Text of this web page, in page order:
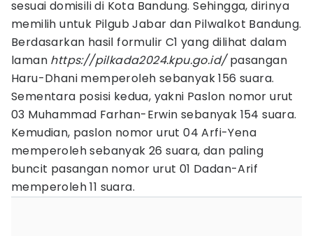
sesuai domisili di Kota Bandung. Sehingga, dirinya
memilih untuk Pilgub Jabar dan Pilwalkot Bandung.
Berdasarkan hasil formulir C1 yang dilihat dalam
laman https://pilkada2024.kpu.go.id/pasangan
Haru-Dhani memperoleh sebanyak 156 suara.
Sementara posisi kedua, yakni Paslon nomor urut
03 Muhammad Farhan-Erwin sebanyak 154 suara.
Kemudian, paslon nomor urut 04 Arfi-Yena
memperoleh sebanyak 26 suara, dan paling
buncit pasangan nomor urut 01 Dadan-Arif
memperoleh 11 suara.